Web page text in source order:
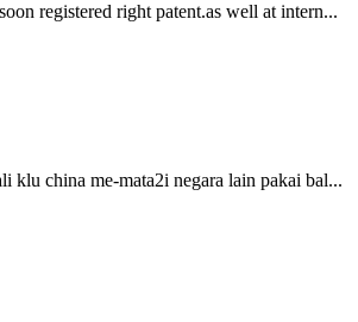
registered right patent.as well at intern...
klu china me-mata2i negara lain pakai bal...